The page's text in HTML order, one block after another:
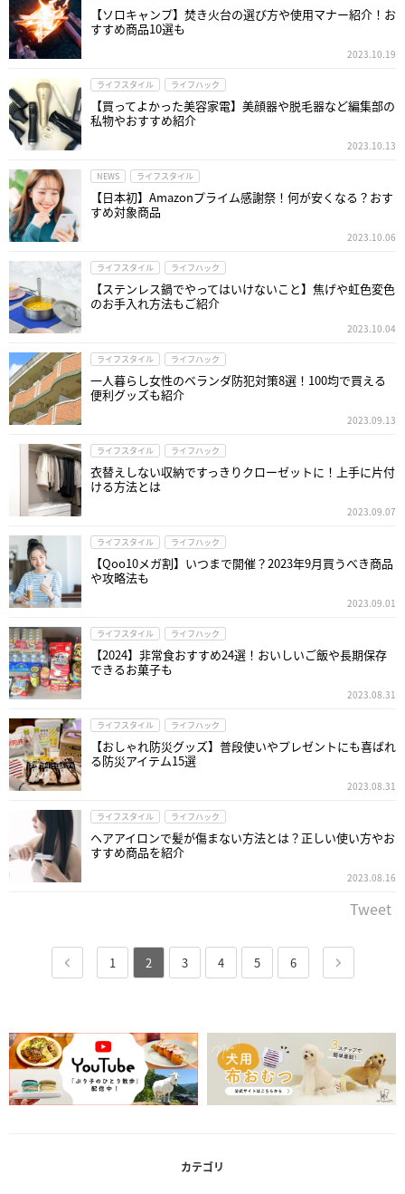
【ソロキャンプ】焚き火台の選び方や使用マナー紹介！お
すすめ商品10選も
2023.10.19
ライフスタイル ライフハック
【買ってよかった美容家電】美顔器や脱毛器など編集部の
私物やおすすめ紹介
2023.10.13
NEWS ライフスタイル
【日本初】Amazonプライム感謝祭！何が安くなる？おす
すめ対象商品
2023.10.06
ライフスタイル ライフハック
【ステンレス鍋でやってはいけないこと】焦げや虹色変色
のお手入れ方法もご紹介
2023.10.04
ライフスタイル ライフハック
一人暮らし女性のベランダ防犯対策8選！100均で買える
便利グッズも紹介
2023.09.13
ライフスタイル ライフハック
衣替えしない収納ですっきりクローゼットに！上手に片付
ける方法とは
2023.09.07
ライフスタイル ライフハック
【Qoo10メガ割】いつまで開催？2023年9月買うべき商品
や攻略法も
2023.09.01
ライフスタイル ライフハック
【2024】非常食おすすめ24選！おいしいご飯や長期保存
できるお菓子も
2023.08.31
ライフスタイル ライフハック
【おしゃれ防災グッズ】普段使いやプレゼントにも喜ばれ
る防災アイテム15選
2023.08.31
ライフスタイル ライフハック
ヘアアイロンで髪が傷まない方法とは？正しい使い方やお
すすめ商品を紹介
2023.08.16
Tweet
1 2 3 4 5 6
カテゴリ